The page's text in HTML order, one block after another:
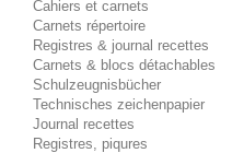
Cahiers et carnets
Carnets répertoire
Registres & journal recettes
Carnets & blocs détachables
Schulzeugnisbücher
Technisches zeichenpapier
Journal recettes
Registres, piqures